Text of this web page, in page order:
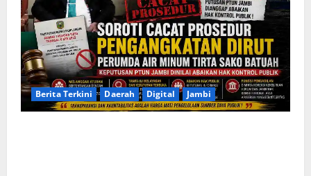
Berita Terkini Daerah Digital Jambi